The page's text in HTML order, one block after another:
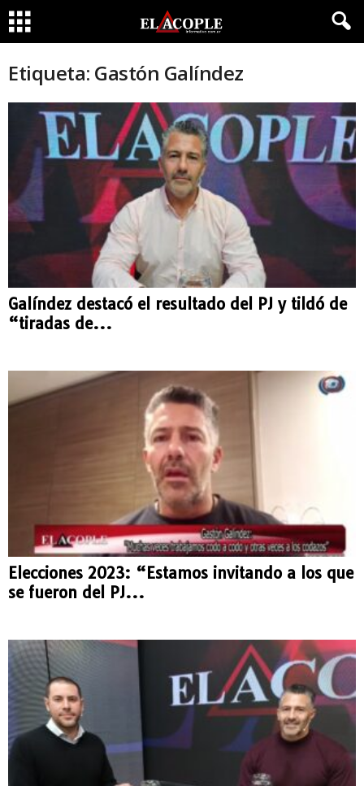
Etiqueta: Gastón Galíndez
Galíndez destacó el resultado del PJ y tildó de
“tiradas de...
Elecciones 2023: “Estamos invitando a los que
se fueron del PJ...